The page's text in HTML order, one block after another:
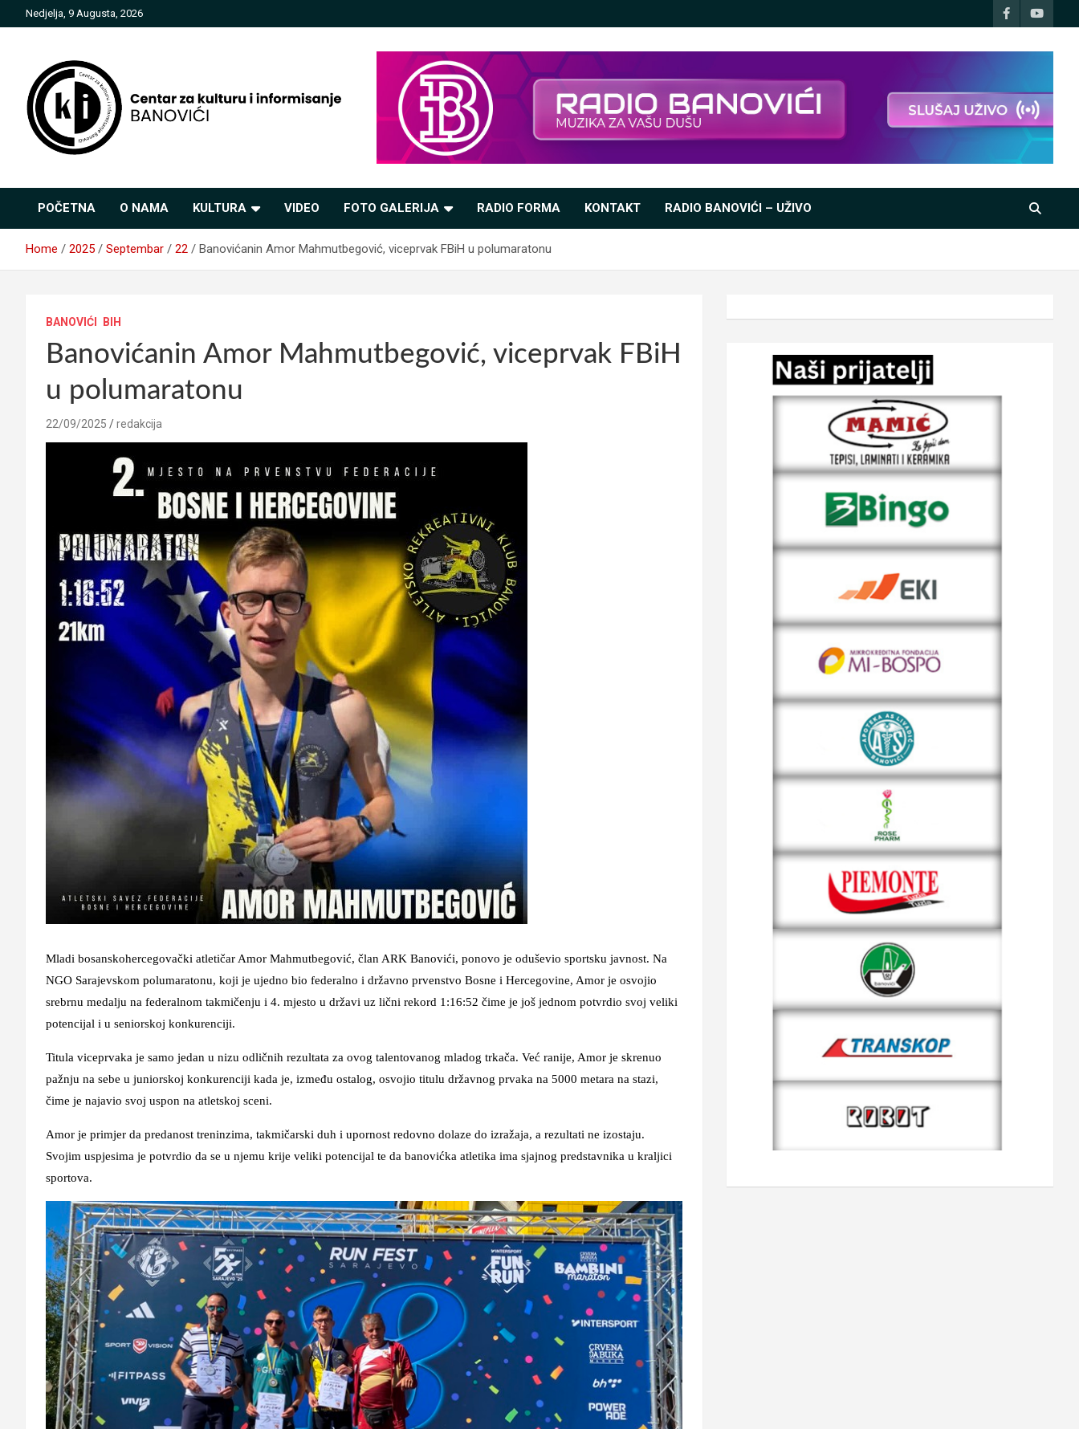
to
Nedjelja, 9 Augusta, 2026
informisanje Banovići
POČETNA O NAMA KULTURA VIDEO FOTO GALERIJA RADIO FORMA KONTAKT RADIO BANOVIĆI – UŽIVO
Home 2025 Septembar 22 Banovićanin Amor Mahmutbegović, viceprvak FBiH u polumaratonu
BANOVIĆI BIH
Banovićanin Amor Mahmutbegović, viceprvak FBiH
u polumaratonu
22/09/2025 redakcija
Mladi bosanskohercegovački atletičar Amor Mahmutbegović, član ARK Banovići, ponovo je oduševio sportsku javnost. Na
NGO Sarajevskom polumaratonu, koji je ujedno bio federalno i državno prvenstvo Bosne i Hercegovine, Amor je osvojio
srebrnu medalju na federalnom takmičenju i 4. mjesto u državi uz lični rekord 1:16:52 čime je još jednom potvrdio svoj veliki
potencijal i u seniorskoj konkurenciji.
Titula viceprvaka je samo jedan u nizu odličnih rezultata za ovog talentovanog mladog trkača. Već ranije, Amor je skrenuo
pažnju na sebe u juniorskoj konkurenciji kada je, između ostalog, osvojio titulu državnog prvaka na 5000 metara na stazi,
čime je najavio svoj uspon na atletskoj sceni.
Amor je primjer da predanost treninzima, takmičarski duh i upornost redovno dolaze do izražaja, a rezultati ne izostaju.
Svojim uspjesima je potvrdio da se u njemu krije veliki potencijal te da banovićka atletika ima sjajnog predstavnika u kraljici
sportova.